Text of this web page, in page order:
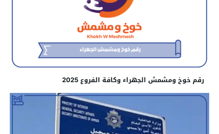
رقم خوخ ومشمش الجهراء وكافة الفروع 2025